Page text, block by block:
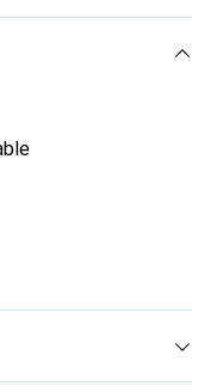
est un choix